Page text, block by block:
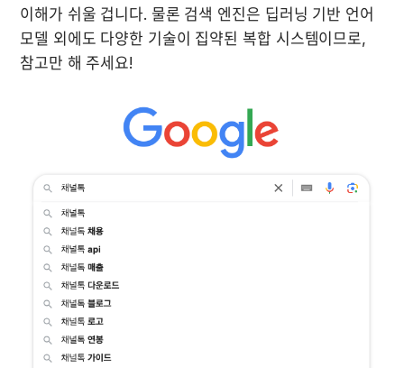
이해가 쉬울 겁니다. 물론 검색 엔진은 딥러닝 기반 언어
모델 외에도 다양한 기술이 집약된 복합 시스템이므로,
참고만 해 주세요!